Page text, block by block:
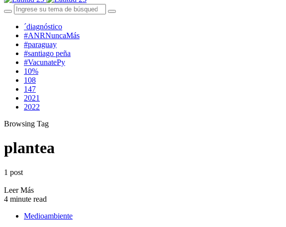
´diagnóstico
#ANRNuncaMás
#paraguay
#santiago peña
#VacunatePy
10%
108
147
2021
2022
Browsing Tag
plantea
1 post
Leer Más
4 minute read
Medioambiente